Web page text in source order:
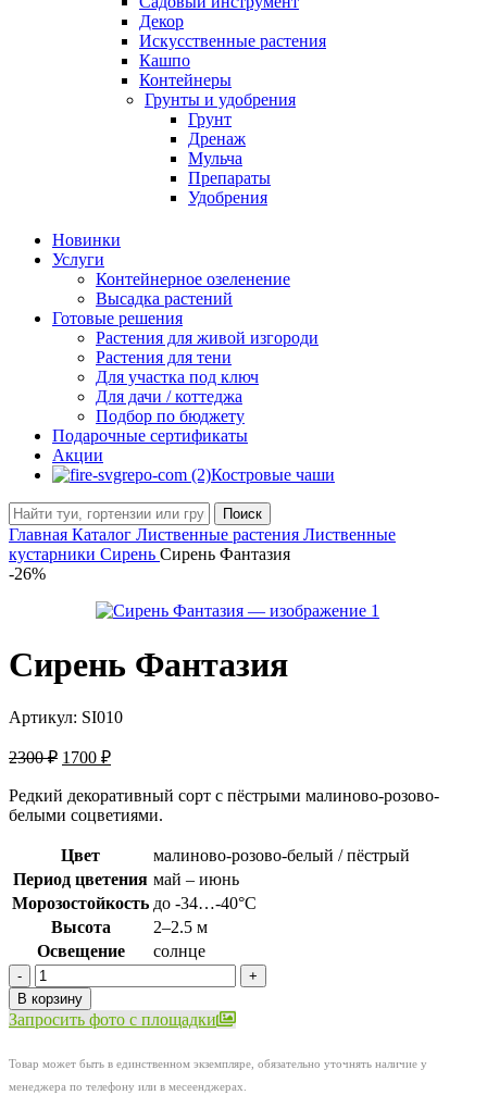
Декор
Искусственные растения
Кашпо
Контейнеры
Грунты и удобрения
Грунт
Дренаж
Мульча
Препараты
Удобрения
Новинки
Услуги
Контейнерное озеленение
Высадка растений
Готовые решения
Растения для живой изгороди
Растения для тени
Для участка под ключ
Для дачи / коттеджа
Подбор по бюджету
Подарочные сертификаты
Акции
Костровые чаши
Поиск
Главная Каталог Лиственные растения Лиственные
кустарники Сирень Сирень Фантазия
-26%
Сирень Фантазия
Артикул: SI010
2300₽ Первоначальная
составляла
2300 ₽.
1700 ₽Текущая
1700 ₽.
Редкий декоративный сорт с пёстрыми малиново-розово-
белыми соцветиями.
Цвет
малиново-розово-белый / пёстрый
Период цветения май – июнь
Морозостойкость до -34…-40°C
Высота
2–2.5 м
Освещение
солнце
Количество
товара
Сирень
Фантазия
В корзину
Запросить фото с площадки
Товар может быть в единственном экземпляре, обязательно уточнять наличие у
менеджера по телефону или в месеенджерах.